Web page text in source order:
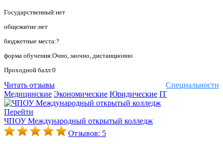
Государственный:нет
общежитие:нет
бюджетные места:?
форма обучения:Очно, заочно, дистанционно
Проходной балл:0
Специальности
Читать отзывы
Медицинские Экономические Юридические IT
Перейти
ЧПОУ Международный открытый колледж
Отзывов: 5